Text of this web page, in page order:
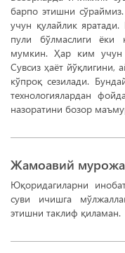
барпо этишни
учун қулайлик
пули бўлмаслиги ёки
мумкин. Ҳар ким учун
Сувсиз ҳаёт йўқлигини,
кўпроқ сезилади.
технологиялардан
назоратини бозор
Жамоавий
Юқоридагиларни
суви ичишга
этишни таклиф қиламан.